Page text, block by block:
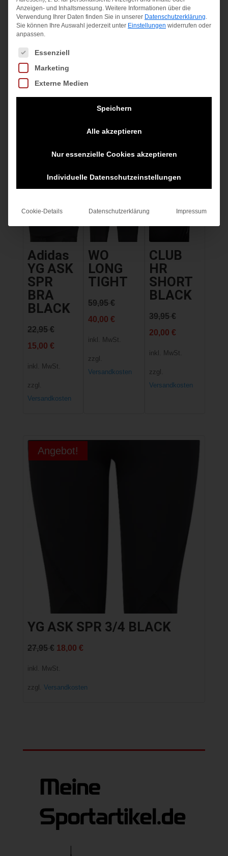
Eng anliegend geschnitten
Elastischer Bund mit Kordelzug
(Interlock)
Leicht und atmungsaktiv
Schlüsseltasche
85% rec polyester/15% Elasthan
Ähnliche Produkte
Adidas
YG ASK
SPR
BRA
BLACK
22,95 €Ursprünglicher
Preis
war:
15,00 €Aktueller
Preis
15,00 €.
inkl. MwSt.
zzgl.
Versandkosten
WO
LONG
TIGHT
59,95€ Ursprünglicher
war:
40,00€
Preis
40,00 €.
inkl. MwSt.
zzgl.
Versandkosten
CLUB
HR
SHORT
BLACK
39,95 €
Preis
war:
20,00 €Aktueller
Preis
20,00 €.
inkl. MwSt.
zzgl.
Versandkosten
Angebot!
YG ASK SPR 3/4 BLACK
27,95 € Ursprünglicher
18,00 €Aktueller
inkl. MwSt.
zzgl. Versandkosten
Anzeigen- und Inhaltsmessung. Weitere Informationen über die
Verwendung Ihrer Daten finden Sie in unserer Datenschutzerklärung.
Sie können Ihre Auswahl jederzeit unter Einstellungen widerrufen oder
anpassen.
Es folgt eine Liste der Service-Gruppen, für die eine
Essenziell
Marketing
Externe Medien
Speichern
Alle akzeptieren
Nur essenzielle Cookies akzeptieren
Individuelle Datenschutzeinstellungen
Cookie-Details Datenschutzerklärung Impressum